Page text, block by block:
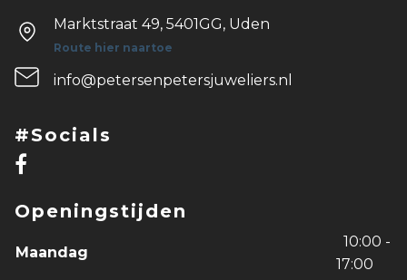
Marktstraat 49, 5401GG, Uden
Route hier naartoe
info@petersenpetersjuweliers.nl
#Socials
Openingstijden
Maandag
10:00 -
17:00